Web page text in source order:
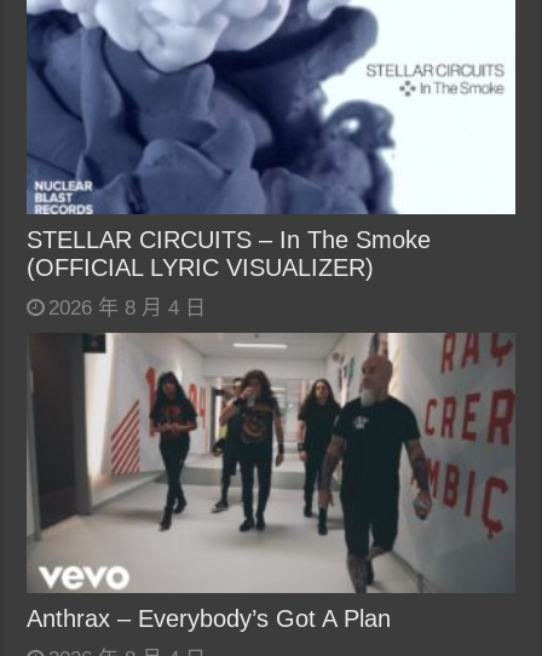
STELLAR CIRCUITS – In The Smoke
(OFFICIAL LYRIC VISUALIZER)
2026 年 8 月 4 日
Anthrax – Everybody’s Got A Plan